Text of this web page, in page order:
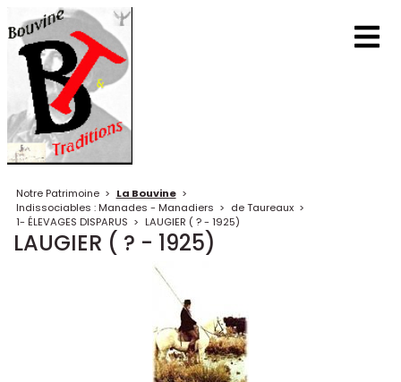
Notre Patrimoine > La Bouvine >
Indissociables : Manades - Manadiers > de Taureaux >
1- ÉLEVAGES DISPARUS > LAUGIER ( ? - 1925)
LAUGIER ( ? - 1925)